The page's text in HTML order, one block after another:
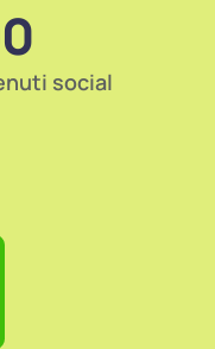
social